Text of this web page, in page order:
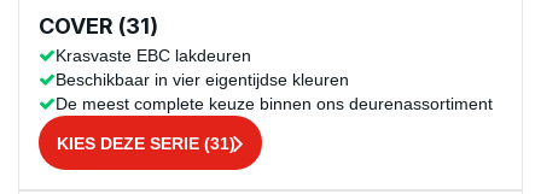
COVER (31)
Krasvaste EBC lakdeuren
Beschikbaar in vier eigentijdse kleuren
De meest complete keuze binnen ons deurenassortiment
KIES DEZE SERIE (31)